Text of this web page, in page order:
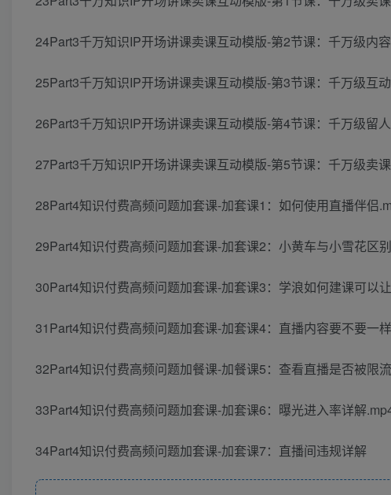
24Part3千万知识IP开场讲课卖课互动模版-第2节课：千万级内
25Part3千万知识IP开场讲课卖课互动模版-第3节课：千万级互
26Part3千万知识IP开场讲课卖课互动模版-第4节课：千万级留
27Part3千万知识IP开场讲课卖课互动模版-第5节课：千万级卖
28Part4知识付费高频问题加套课-加套课1：如何使用直播伴侣
29Part4知识付费高频问题加套课-加套课2：小黄车与小雪花区
30Part4知识付费高频问题加套课-加套课3：学浪如何建课可以
31Part4知识付费高频问题加套课-加套课4：直播内容要不要一
32Part4知识付费高频问题加餐课-加餐课5：查看直播是否被限
33Part4知识付费高频问题加套课-加套课6：曝光进入率详解
34Part4知识付费高频问题加套课-加套课7：直播间违规详解